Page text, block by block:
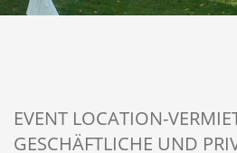
EVENT LOCATION-
GESCHÄFTLICHE UND